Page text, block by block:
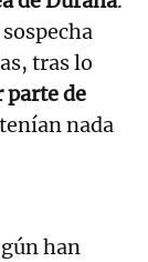
tras lo
parte de
nada
han